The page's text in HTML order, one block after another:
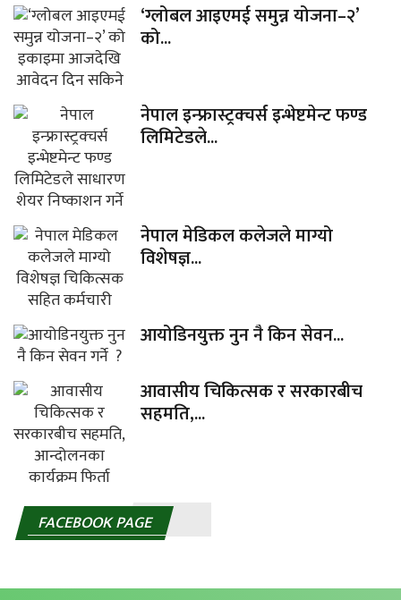
‘ग्लोबल आइएमई समुन्न योजना–२’
को...
नेपाल इन्फ्रास्ट्रक्चर्स इन्भेष्टमेन्ट फण्ड
लिमिटेडले...
नेपाल मेडिकल कलेजले माग्यो
विशेषज्ञ...
आयोडिनयुक्त नुन नै किन सेवन...
आवासीय चिकित्सक र सरकारबीच
सहमति,...
FACEBOOK PAGE